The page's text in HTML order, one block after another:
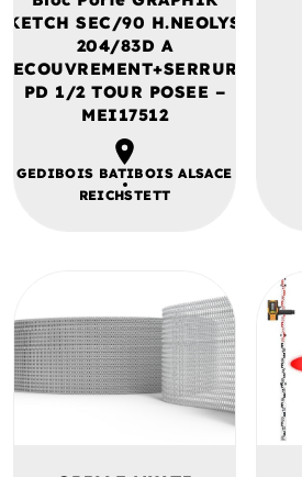
KETCH SEC/90 H.NEOLYS
204/83D A
RECOUVREMENT+SERRURE
PD 1/2 TOUR POSEE –
MEI17512
GEDIBOIS BATIBOIS ALSACE
REICHSTETT